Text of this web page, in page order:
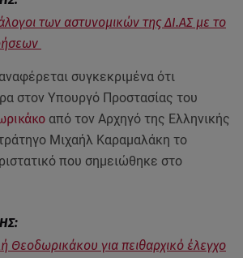
των αστυνομικών της ΔΙ.ΑΣ με το
συγκεκριμένα ότι
στον Υπουργό Προστασίας του
από τον Αρχηγό της Ελληνικής
Μιχαήλ Καραμαλάκη το
που σημειώθηκε στο
Θεοδωρικάκου για πειθαρχικό έλεγχο